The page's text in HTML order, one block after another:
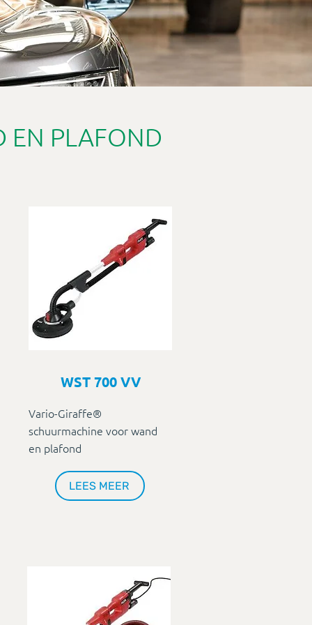
EN PLAFOND
WST 700 VV
Vario-Giraffe®
schuurmachine voor wand
en plafond
LEES MEER